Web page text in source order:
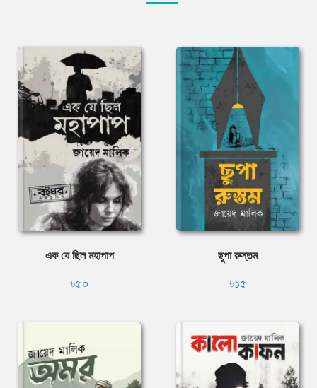
এক যে ছিল মহাপাপ
৳৫০
ছুপা রুস্তম
৳১৫